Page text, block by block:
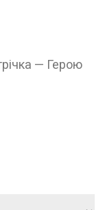
— Герою